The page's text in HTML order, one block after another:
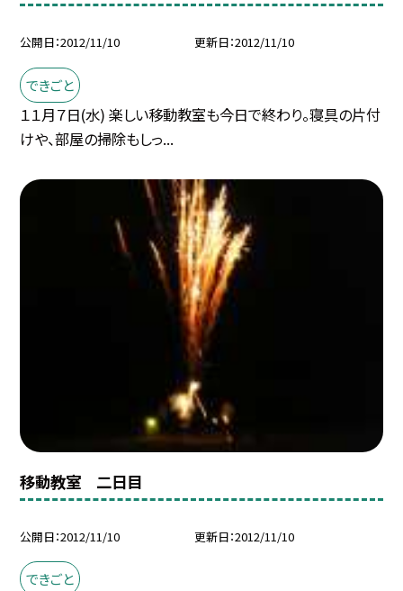
公開日 2012/11/10 更新日 2012/11/10
できごと
１１月７日(水) 楽しい移動教室も今日で終わり。寝具の片付
けや、部屋の掃除もしっ...
移動教室 二日目
公開日 2012/11/10 更新日 2012/11/10
できごと